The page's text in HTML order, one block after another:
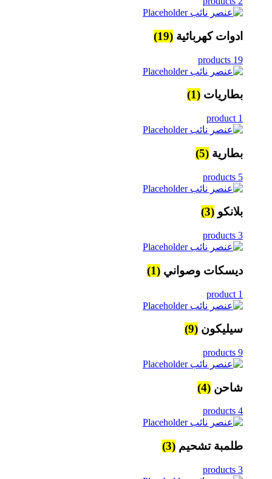
ادوات كهربائية (19)
19 products
بطاريات (1)
1 product
بطارية (5)
5 products
بلانكو (3)
3 products
ديسكات وصواني (1)
1 product
سيليكون (9)
9 products
شاحن (4)
4 products
طلمبة تشحيم (3)
3 products